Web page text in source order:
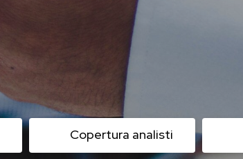
Copertura analisti